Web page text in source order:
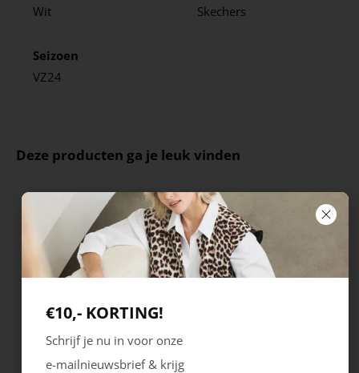
Wit
Skechers
Seizoen
VZ24
Deze producten ga je leuk vinden
Rieker
€10,- KORTING!
Schrijf je nu in voor onze
e-mailnieuwsbrief & krijg